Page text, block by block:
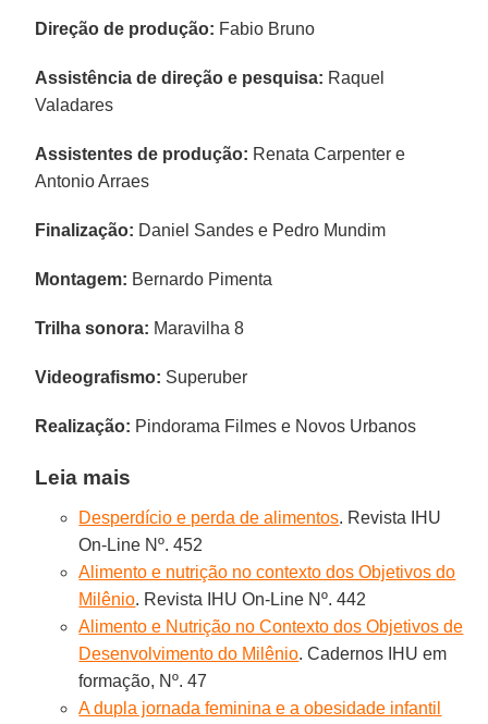
Direção de produção: Fabio Bruno
Assistência de direção e pesquisa: Raquel
Valadares
Assistentes de produção: Renata Carpenter e
Antonio Arraes
Finalização: Daniel Sandes e Pedro Mundim
Montagem: Bernardo Pimenta
Trilha sonora: Maravilha 8
Videografismo: Superuber
Realização: Pindorama Filmes e Novos Urbanos
Leia mais
Desperdício e perda de alimentos. Revista IHU
On-Line Nº. 452
Alimento e nutrição no contexto dos Objetivos do
Milênio. Revista IHU On-Line Nº. 442
Alimento e Nutrição no Contexto dos Objetivos de
Desenvolvimento do Milênio. Cadernos IHU em
formação, Nº. 47
A dupla jornada feminina e a obesidade infantil